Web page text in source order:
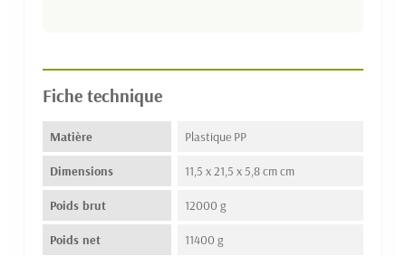
Fiche technique
Matière Plastique PP
Dimensions 11,5 x 21,5 x 5,8 cm cm
Poids brut 12000 g
Poids net 11400 g